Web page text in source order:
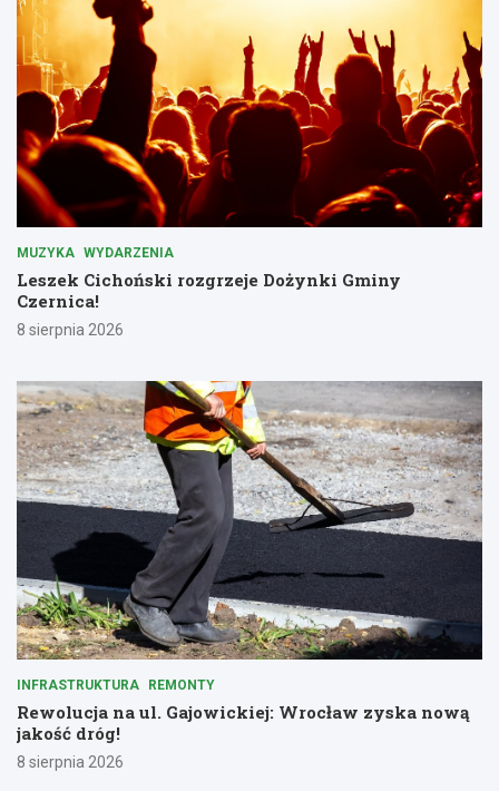
MUZYKA WYDARZENIA
Leszek Cichoński rozgrzeje Dożynki Gminy
Czernica!
8 sierpnia 2026
INFRASTRUKTURA REMONTY
Rewolucja na ul. Gajowickiej: Wrocław zyska nową
jakość dróg!
8 sierpnia 2026